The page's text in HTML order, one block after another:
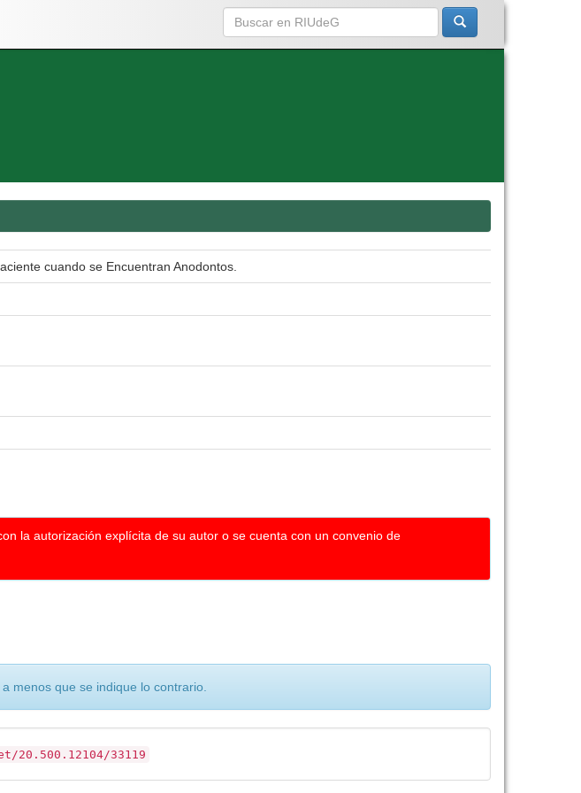
cuando se Encuentran Anodontos.
la autorización explícita de su autor o se cuenta con un convenio de
menos que se indique lo contrario.
33119